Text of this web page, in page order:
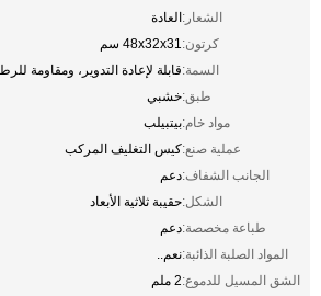
الشعار:العادة
كرتون:48x32x31 سم
السمة:قابلة لإعادة التدوير، ومقاومة
طبق:خشبي
مواد خام:بيتبيلب
عملية صنع:كيس التغليف المركب
الجانب الشفاف:دعم
الشكل:حقيبة ثلاثية الأبعاد
طباعة مخصصة:دعم
المواد الصلبة الذائبة:نعم..
الشق المسيل للدموع:2 ملم